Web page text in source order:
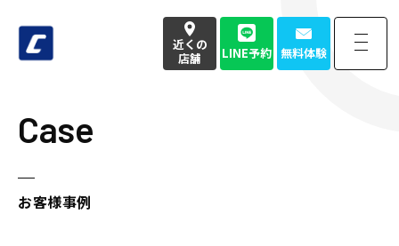
近くの
店舗
お電話でのお問い合わせはこちら
近くの
店舗
LINE予約 無料体験
Case
お客様事例